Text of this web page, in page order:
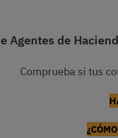
Agentes de
Comprueba si tus